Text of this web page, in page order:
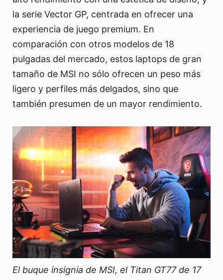
la serie Vector GP, centrada en ofrecer una
experiencia de juego premium. En
comparación con otros modelos de 18
pulgadas del mercado, estos laptops de gran
tamaño de MSI no sólo ofrecen un peso más
ligero y perfiles más delgados, sino que
también presumen de un mayor rendimiento.
El buque insignia de MSI, el Titan GT77 de 17